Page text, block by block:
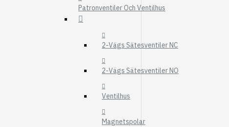
LUFTFILTER
Patronventiler Och Ventilhus
2-Vägs Sätesventiler NC
2-Vägs Sätesventiler NO
Ventilhus
Magnetspolar